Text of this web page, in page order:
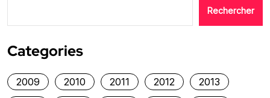
Rechercher
Categories
2009 2010 2011 2012
2013